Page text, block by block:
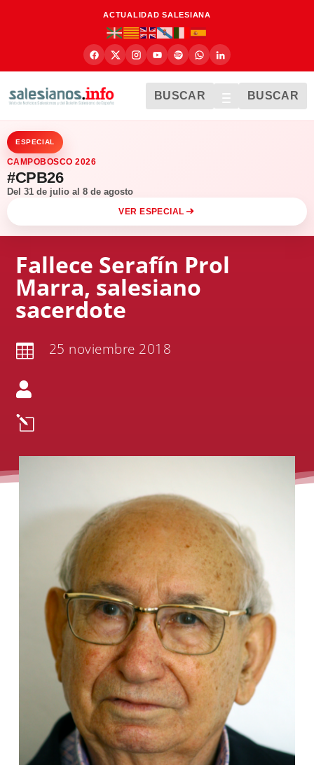
ACTUALIDAD SALESIANA
BUSCAR BUSCAR
ESPECIAL
CAMPOBOSCO 2026
#CPB26
Del 31 de julio al 8 de agosto
VER ESPECIAL
Fallece Serafín Prol
Marra, salesiano
sacerdote
 25 noviembre 2018

l